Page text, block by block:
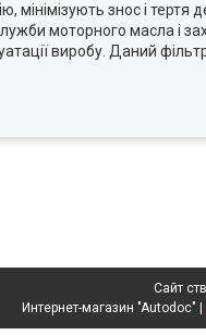
мінімізують знос і
моторного масла і
виробу. Даний
Сайт